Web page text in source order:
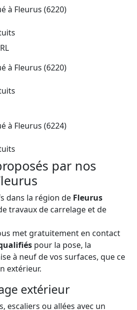
à Fleurus (6220)
à Fleurus (6220)
à Fleurus (6224)
par nos
dans la région de Fleurus
travaux de carrelage et de
met gratuitement en contact
pour la pose, la
à neuf de vos surfaces, que ce
extérieur.
extérieur
escaliers ou allées avec un